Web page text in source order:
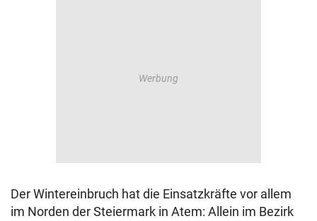
Der Wintereinbruch hat die Einsatzkräfte vor allem
im Norden der Steiermark in Atem: Allein im Bezirk